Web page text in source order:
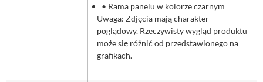
• Rama panelu w kolorze czarnym
Uwaga: Zdjęcia mają charakter
poglądowy. Rzeczywisty wygląd produktu
może się różnić od przedstawionego na
grafikach.